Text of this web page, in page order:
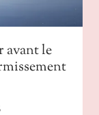
avant le